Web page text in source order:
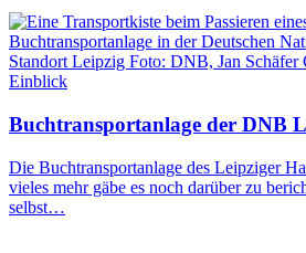
Einblick
Buchtransportanlage der DNB
Die Buchtransportanlage des Leipziger
vieles mehr gäbe es noch darüber zu
selbst…